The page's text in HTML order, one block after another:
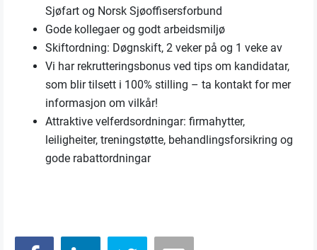
Sjøfart og Norsk Sjøoffisersforbund
Gode kollegaer og godt arbeidsmiljø
Skiftordning: Døgnskift, 2 veker på og 1 veke av
Vi har rekrutteringsbonus ved tips om kandidatar,
som blir tilsett i 100% stilling – ta kontakt for mer
informasjon om vilkår!
Attraktive velferdsordningar: firmahytter,
leiligheiter, treningstøtte, behandlingsforsikring og
gode rabattordningar